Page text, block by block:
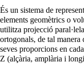
És un sistema de
elements geomètrics o
utilitza projecció
ortogonals, de tal manera
seves proporcions en
Z (alçària, amplària i